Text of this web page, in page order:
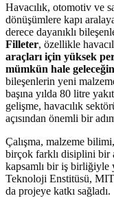
Havacılık, otomotiv ve
dönüşümlere kapı
derece dayanıklı
Filleter, özellikle
araçları için yüksek
mümkün hale
bileşenlerin yeni
başına yılda 80 litre
gelişme, havacılık
açısından önemli bir
Çalışma, malzeme
birçok farklı disiplini bir
kapsamlı bir iş
Teknoloji Enstitüsü, MIT
da projeye katkı sağladı.